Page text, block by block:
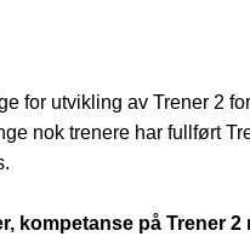
for utvikling av Trener 2
nok trenere har fullført
kompetanse på Trener 2